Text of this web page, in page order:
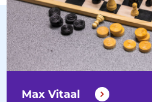
Max Vitaal